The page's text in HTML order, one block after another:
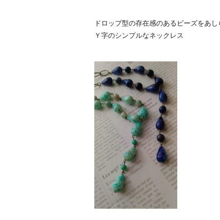
ドロップ型の存在感のあるビーズをあし
Ｙ字のシンプルなネックレス